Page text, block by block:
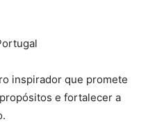
inspirador que promete
e fortalecer a